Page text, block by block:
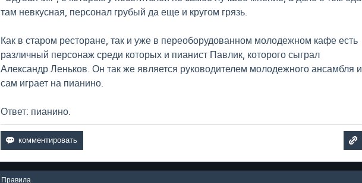
там невкусная, персонал грубый да еще и кругом грязь.
Как в старом ресторане, так и уже в переоборудованном молодежном кафе есть
различный персонаж среди которых и пианист Павлик, которого сыграл
Александр Леньков. Он так же является руководителем молодежного ансамбля и
сам играет на пианино.
Ответ: пианино.
Правила